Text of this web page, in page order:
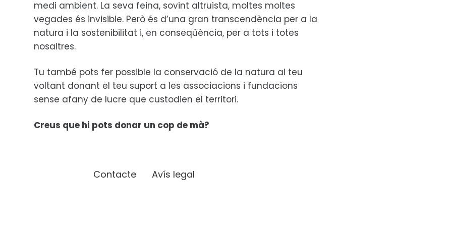
medi ambient. La seva feina, sovint altruista, moltes moltes
vegades és invisible. Però és d’una gran transcendència per a la
natura i la sostenibilitat i, en conseqüència, per a tots i totes
nosaltres.
Tu també pots fer possible la conservació de la natura al teu
voltant donant el teu suport a les associacions i fundacions
sense afany de lucre que custodien el territori.
Creus que hi pots donar un cop de mà?
Contacte Avís legal